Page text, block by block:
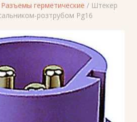
Разъемы герметические / Штекер
розтрубом Pg16